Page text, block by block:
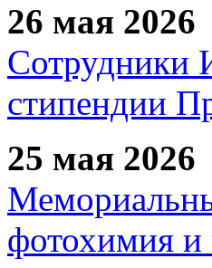
26 мая 2026
Сотрудники
стипендии
25 мая 2026
фотохимия и